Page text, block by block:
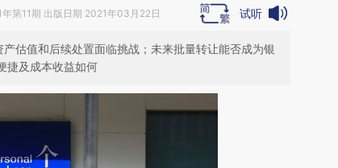
年第11期 出版日期 2021年03月22日 试听
估值和后续处置面临挑战；未来批量转让能否成为银
捷及成本收益如何